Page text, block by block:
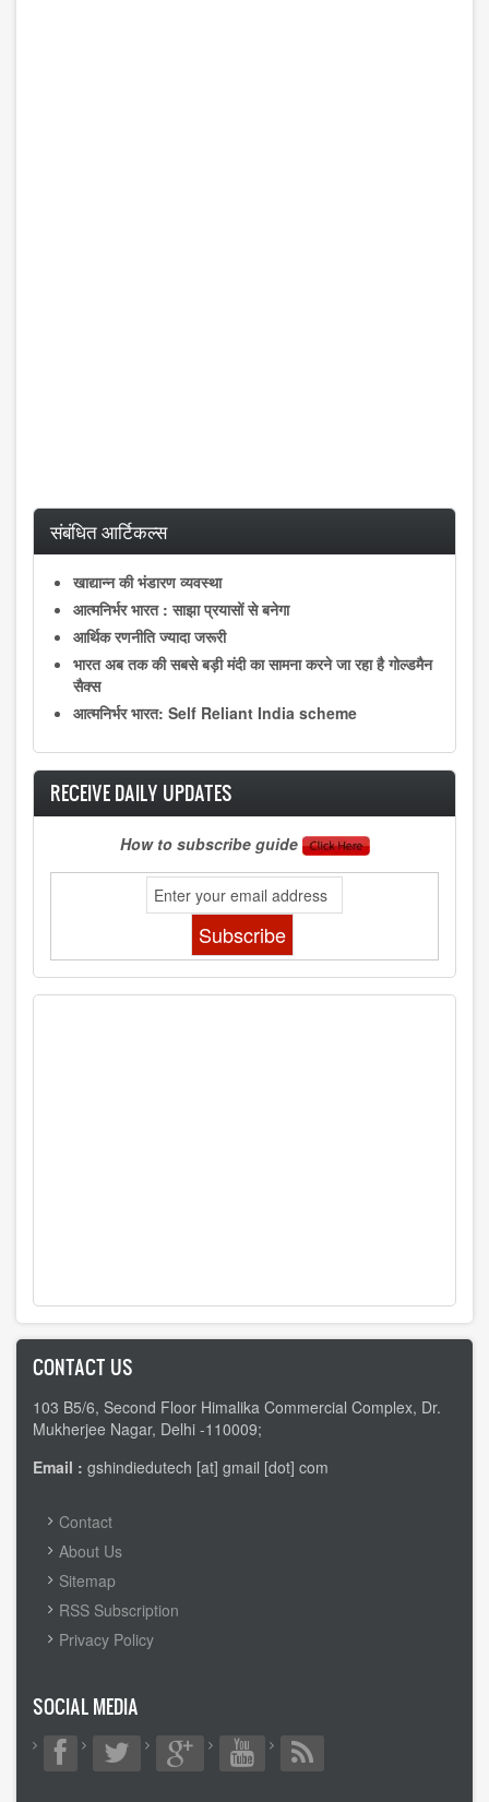
संबंधित आर्टिकल्स
खाद्यान्न की भंडारण व्यवस्था
आत्मनिर्भर भारत : साझा प्रयासों से बनेगा
आर्थिक रणनीति ज्यादा जरूरी
भारत अब तक की सबसे बड़ी मंदी का सामना करने जा रहा है गोल्डमैन
सैक्स
आत्मनिर्भर भारत: Self Reliant India scheme
RECEIVE DAILY UPDATES
How to subscribe guide
CONTACT US
103 B5/6, Second Floor Himalika Commercial Complex, Dr.
Mukherjee Nagar, Delhi -110009;
Email : gshindiedutech [at] gmail [dot] com
FOOTER
MENU
Contact
About Us
Sitemap
RSS Subscription
Privacy Policy
SOCIAL MEDIA